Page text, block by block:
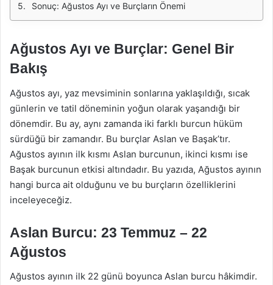
Sonuç: Ağustos Ayı ve Burçların Önemi
Ağustos Ayı ve Burçlar: Genel Bir
Bakış
Ağustos ayı, yaz mevsiminin sonlarına yaklaşıldığı, sıcak
günlerin ve tatil döneminin yoğun olarak yaşandığı bir
dönemdir. Bu ay, aynı zamanda iki farklı burcun hüküm
sürdüğü bir zamandır. Bu burçlar Aslan ve Başak’tır.
Ağustos ayının ilk kısmı Aslan burcunun, ikinci kısmı ise
Başak burcunun etkisi altındadır. Bu yazıda, Ağustos ayının
hangi burca ait olduğunu ve bu burçların özelliklerini
inceleyeceğiz.
Aslan Burcu: 23 Temmuz – 22
Ağustos
Ağustos ayının ilk 22 günü boyunca Aslan burcu hâkimdir.